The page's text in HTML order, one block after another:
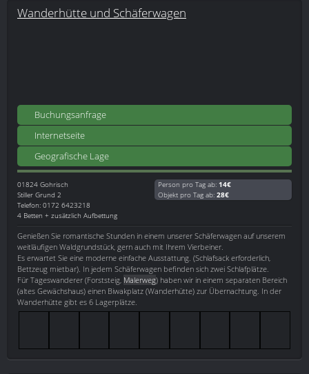
Wanderhütte und Schäferwagen
Buchungsanfrage
Internetseite
Geografische Lage
01824 Gohrisch
Stiller Grund 2
Telefon: 0172 6423218
4 Betten + zusätzlich Aufbettung
Person pro Tag ab: 14€
Objekt pro Tag ab: 28€
Genießen Sie romantische Stunden in einem unserer Schäferwagen auf unserem
weitläufigen Waldgrundstück, gern auch mit Ihrem Vierbeiner.
Es erwartet Sie eine moderne einfache Ausstattung. (Schlafsack erforderlich,
Bettzeug mietbar). In jedem Schäferwagen befinden sich zwei Schlafplätze.
Für Tageswanderer (Forststeig, Malerweg) haben wir in einem separaten Bereich
(altes Gewächshaus) einen Biwakplatz (Wanderhütte) zur Übernachtung. In der
Wanderhütte gibt es 6 Lagerplätze.